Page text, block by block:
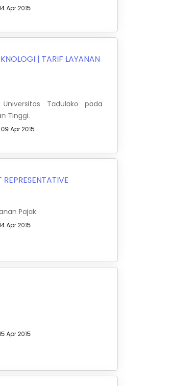
Apr 2015
| TARIF LAYANAN
Tadulako pada
Tinggi.
09 Apr 2015
Pajak.
Apr 2015
Apr 2015